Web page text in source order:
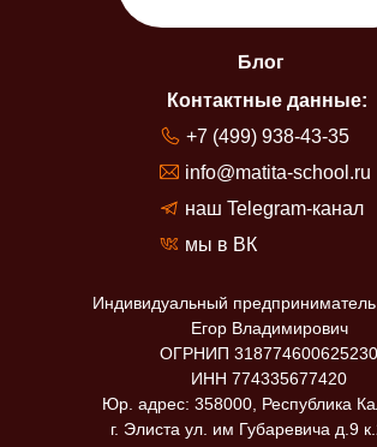
мы в ВК
наш Telegram-канал
+7 (499) 938-43-35
Блог
Контактные данные:
info@matita-school.ru
Индивидуальный
Егор Владимирович
ОГРНИП 318774600625230
ИНН 774335677420
Юр. адрес: 358000, Республика
г. Элиста ул. им Губаревича д.9